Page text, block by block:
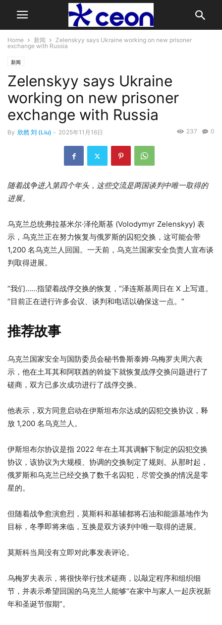
Home 新闻
Zelenskyy says Ukraine working on new prisoner
exchange with Russia
新闻
Zelenskyy says Ukraine
working on new prisoner
exchange with Russia
By 欣然 刘 (Liu) - 2025年11月16日 0
237
随着战争进入第四个年头，这些交流是两国谈判中唯一取得的
进展。
乌克兰总统弗拉基米尔·泽伦斯基 (Volodymyr Zelenskyy) 表
示，乌克兰正在努力恢复与俄罗斯的囚犯交换，这可能会带
1,200 名乌克兰人回国。一天前，乌克兰国家安全负责人宣布谈
判取得进展。
“我们……指望着战俘交换的恢复，”泽连斯基周日在 X 上写道。
“目前正在进行许多会议、谈判和电话以确保这一点。”
推荐故事
4
项
清
列
表
末
乌克兰国家安全与国防委员会秘书鲁斯泰姆·乌梅罗夫周六表
示，他在土耳其和阿联酋的斡旋下就恢复战俘交换问题进行了
磋商，双方已多次成功进行了战俘交换。
他表示，双方同意启动在伊斯坦布尔达成的囚犯交换协议，释
放 1,200 名乌克兰人。
伊斯坦布尔协议是指 2022 年在土耳其调解下制定的囚犯交换
协议，该协议为大规模、协调的交换制定了规则。从那时起，
俄罗斯和乌克兰已经交换了数千名囚犯，尽管交换的情况是零
星的。
但随着战争愈演愈烈，莫斯科和基辅都将石油和能源基地作为
目标，冬季即将来临，互换是双方谈判中唯一取得的进展。
莫斯科当局没有立即对此事发表评论。
乌梅罗夫表示，将很快举行技术磋商，以敲定程序和组织细
节，并表示希望回国的乌克兰人能够“在家中与家人一起庆祝新
年和圣诞节假期”。